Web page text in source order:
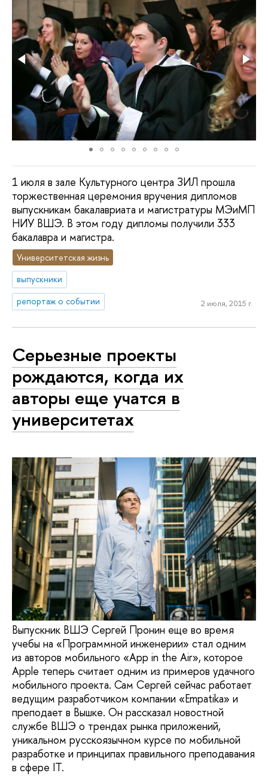
1 июля в зале Культурного центра ЗИЛ прошла
торжественная церемония вручения дипломов
выпускникам бакалавриата и магистратуры МЭиМП
НИУ ВШЭ. В этом году дипломы получили 333
бакалавра и магистра.
Университетская жизнь
выпускники
репортаж о событии
2 июля, 2015 г.
Серьезные проекты
рождаются, когда их
авторы еще учатся в
университетах
Выпускник ВШЭ Сергей Пронин еще во время
учебы на «Программной инженерии» стал одним
из авторов мобильного «App in the Air», которое
Apple теперь считает одним из примеров удачного
мобильного проекта. Сам Сергей сейчас работает
ведущим разработчиком компании «Empatika» и
преподает в Вышке. Он рассказал новостной
службе ВШЭ о трендах рынка приложений,
уникальном русскоязычном курсе по мобильной
разработке и принципах правильного преподавания
в сфере IT.